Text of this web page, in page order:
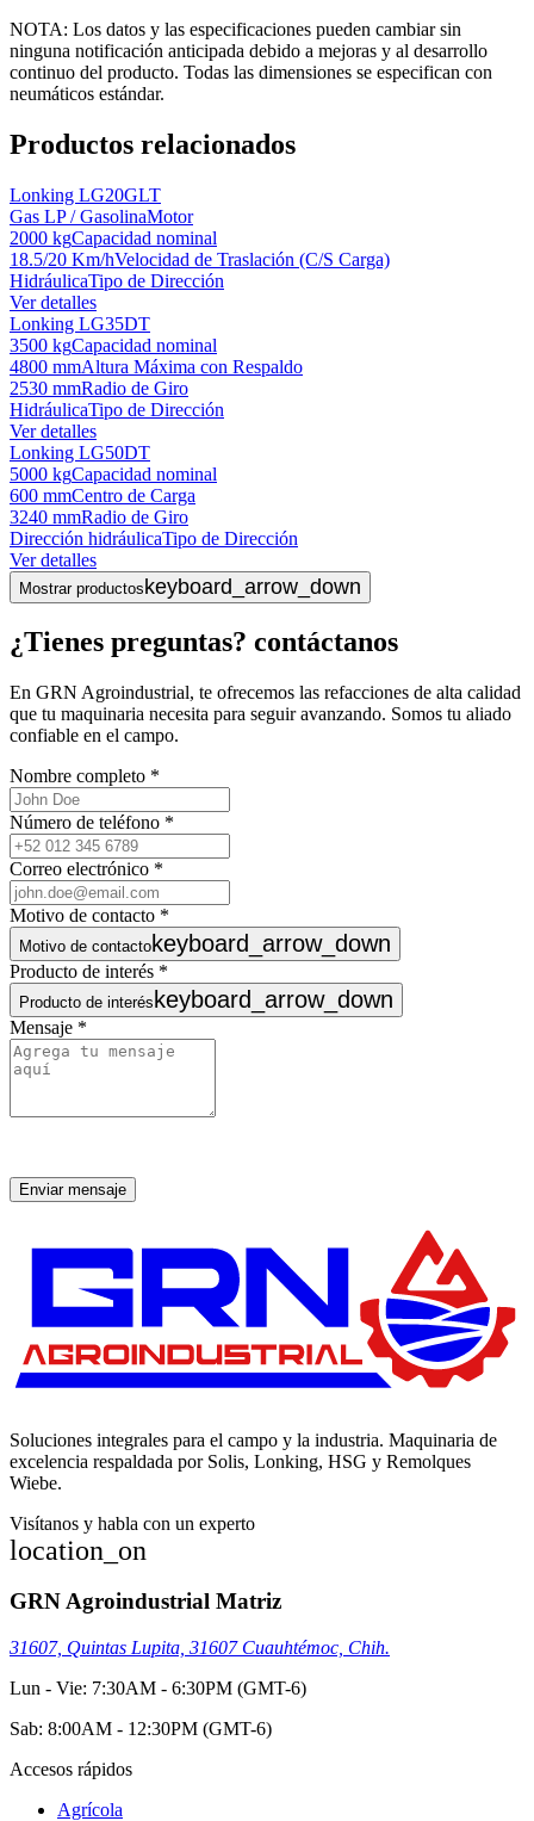
NOTA: Los datos y las especificaciones pueden cambiar sin
ninguna notificación anticipada debido a mejoras y al desarrollo
continuo del producto. Todas las dimensiones se especifican con
neumáticos estándar.
Productos relacionados
Lonking LG20GLT
Gas LP / GasolinaMotor
2000 kgCapacidad nominal
18.5/20 Km/hVelocidad de Traslación (C/S Carga)
HidráulicaTipo de Dirección
Ver detalles
Lonking LG35DT
3500 kgCapacidad nominal
4800 mmAltura Máxima con Respaldo
2530 mmRadio de Giro
HidráulicaTipo de Dirección
Ver detalles
Lonking LG50DT
5000 kgCapacidad nominal
600 mmCentro de Carga
3240 mmRadio de Giro
Dirección hidráulicaTipo de Dirección
Ver detalles
Mostrar productoskeyboard_arrow_down
¿Tienes preguntas? contáctanos
En GRN Agroindustrial, te ofrecemos las refacciones de alta calidad
que tu maquinaria necesita para seguir avanzando. Somos tu aliado
confiable en el campo.
Nombre completo *
Número de teléfono *
Correo electrónico *
Motivo de contacto *
Motivo de contacto keyboard_arrow_down
Producto de interés *
Producto de interés keyboard_arrow_down
Mensaje *
Enviar mensaje
Soluciones integrales para el campo y la industria. Maquinaria de
excelencia respaldada por Solis, Lonking, HSG y Remolques
Wiebe.
Visítanos y habla con un experto
location_on
GRN Agroindustrial Matriz
31607, Quintas Lupita, 31607 Cuauhtémoc, Chih.
Lun - Vie: 7:30AM - 6:30PM (GMT-6)
Sab: 8:00AM - 12:30PM (GMT-6)
Accesos rápidos
Agrícola